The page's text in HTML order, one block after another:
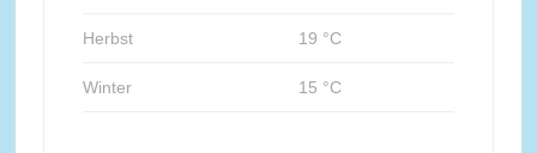
Herbst 19 °C
Winter 15 °C